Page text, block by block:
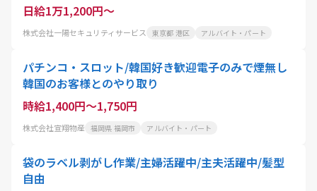
日給1万1,200円～
株式会社一陽セキュリティサービス 東京都 港区 アルバイト・パート
パチンコ・スロット/韓国好き歓迎電子のみで煙無し
韓国のお客様とのやり取り
時給1,400円～1,750円
株式会社宣翔物産 福岡県 福岡市 アルバイト・パート
袋のラベル剥がし作業/主婦活躍中/主夫活躍中/髪型
自由